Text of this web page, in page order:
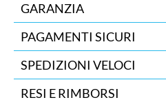
GARANZIA
PAGAMENTI SICURI
SPEDIZIONI VELOCI
RESI E RIMBORSI